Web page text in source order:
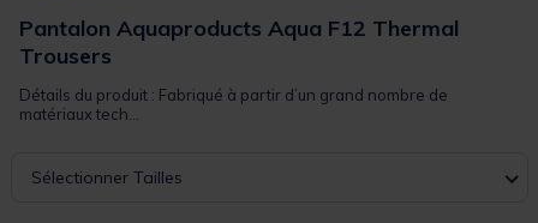
Pantalon Aquaproducts Aqua F12 Thermal
Trousers
Détails du produit : Fabriqué à partir d’un grand nombre de
matériaux tech...
Sélectionner Tailles